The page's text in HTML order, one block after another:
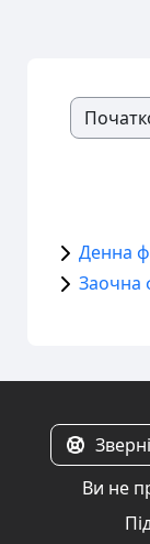
Денна
Заочна
Ви не